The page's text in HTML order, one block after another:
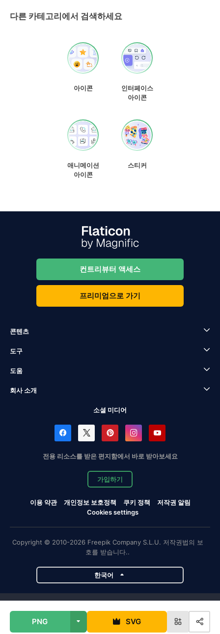
PNG SVG
다른 카테고리에서 검색하세요
아이콘
인터페이스
아이콘
애니메이션
아이콘
스티커
컨트리뷰터 액세스
프리미엄으로 가기
콘텐츠
도구
도움
회사 소개
소셜 미디어
전용 리소스를 받은 편지함에서 바로 받아보세요
가입하기
이용 약관 개인정보 보호정책 쿠키 정책
저작권 알림
Cookies settings
Copyright © 2010-2026 Freepik Company S.L.U. 저작권법의 보
호를 받습니다..
한국어
Flaticon Slidesgo